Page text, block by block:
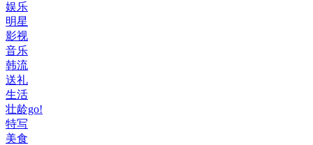
娱乐
明星
影视
音乐
韩流
送礼
生活
壮龄go!
特写
美食